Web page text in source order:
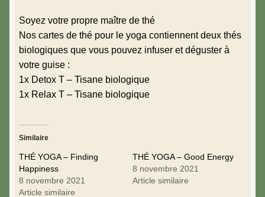
Soyez votre propre maître de thé
Nos cartes de thé pour le yoga contiennent deux thés
biologiques que vous pouvez infuser et déguster à
votre guise :
1x Detox T – Tisane biologique
1x Relax T – Tisane biologique
Similaire
THÉ YOGA – Finding
Happiness
8 novembre 2021
Article similaire
THÉ YOGA – Good Energy
8 novembre 2021
Article similaire